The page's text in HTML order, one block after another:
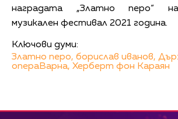
наградата „Златно перо“ на
музикален фестивал 2021 година.
Ключови думи:
Златно перо, борислав иванов,
операВарна, Херберт фон Караян